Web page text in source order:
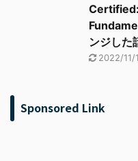
ンジした
2022/11/
Sponsored Link